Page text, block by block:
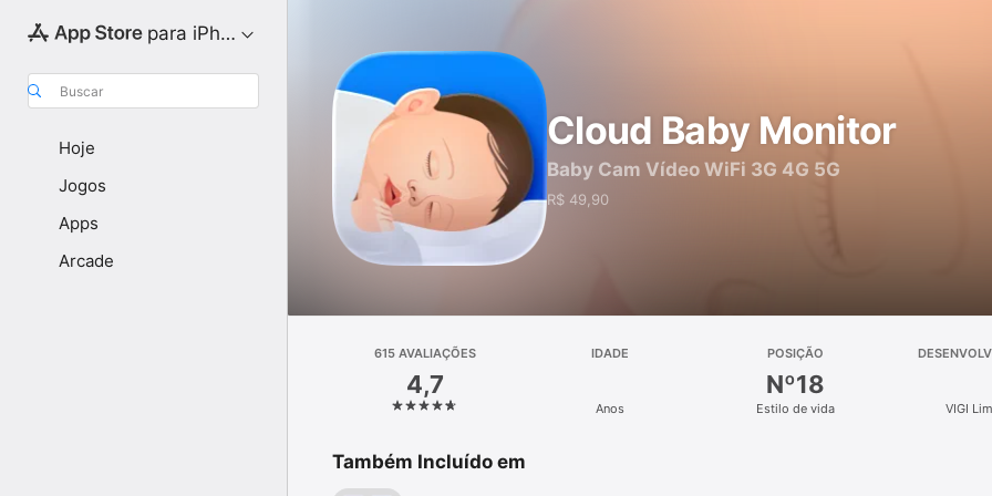
para iPhone
Buscar
Hoje
Jogos
Apps
Arcade
Cloud Baby Monitor
Baby Cam Vídeo WiFi 3G 4G 5G
R$ 49,90
615 AVALIAÇÕES
4,7
IDADE
Anos
POSIÇÃO
Nº18
Estilo de vida VIGI
Também Incluído em